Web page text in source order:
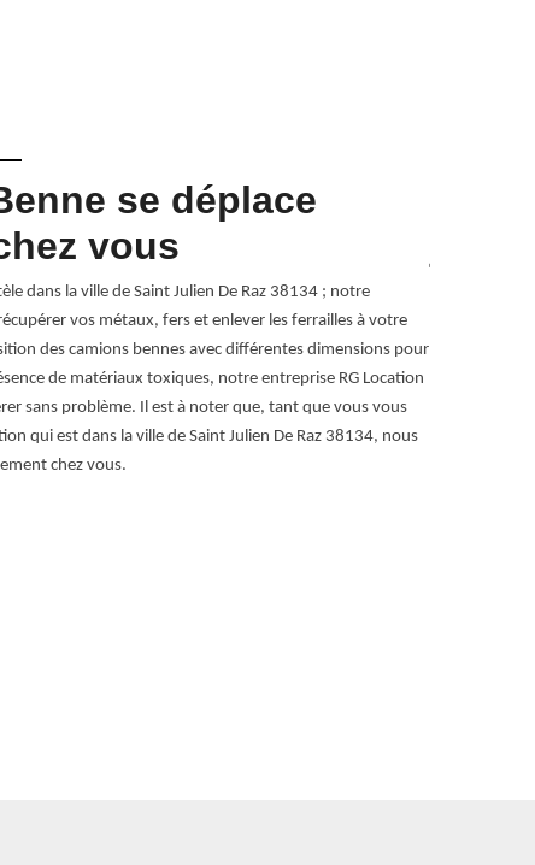
se déplace
vous
dans la ville de Saint Julien De Raz 38134 ; notre
vos métaux, fers et enlever les ferrailles à votre
des camions bennes avec différentes dimensions pour
de matériaux toxiques, notre entreprise RG Location
sans problème. Il est à noter que, tant que vous vous
qui est dans la ville de Saint Julien De Raz 38134, nous
chez vous.